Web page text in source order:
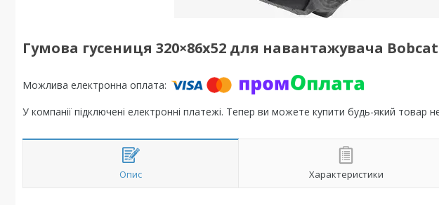
Гумова гусениця 320×86x52 для навантажувача Bobcat
У компанії підключені електронні платежі. Тепер ви можете купити будь-який товар
Опис Характеристики